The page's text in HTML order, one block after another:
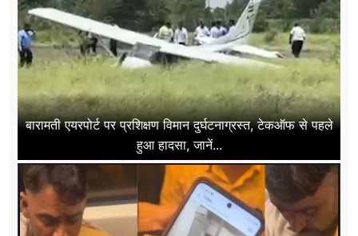
बारामती एयरपोर्ट पर प्रशिक्षण विमान दुर्घटनाग्रस्त, टेकऑफ से पहले
हुआ हादसा, जानें...